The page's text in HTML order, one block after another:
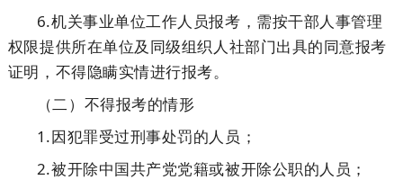
6.机关事业单位工作人员报考，需按干部人事管理
权限提供所在单位及同级组织人社部门出具的同意报考
证明，不得隐瞒实情进行报考。
（二）不得报考的情形
1.因犯罪受过刑事处罚的人员；
2.被开除中国共产党党籍或被开除公职的人员；